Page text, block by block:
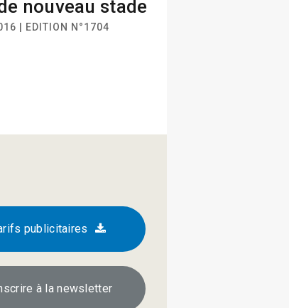
nouveau stade
| EDITION N°1704
publicitaires
à la newsletter